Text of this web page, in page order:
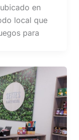
en
local que
para